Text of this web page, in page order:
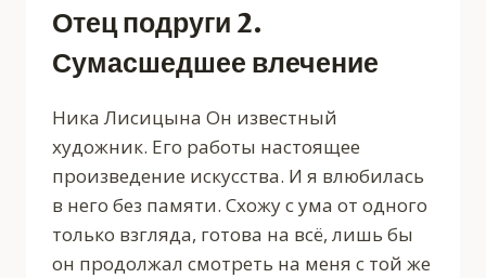
Отец подруги 2.
Сумасшедшее влечение
Ника Лисицына Он известный
художник. Его работы настоящее
произведение искусства. И я влюбилась
в него без памяти. Схожу с ума от одного
только взгляда, готова на всё, лишь бы
он продолжал смотреть на меня с той же